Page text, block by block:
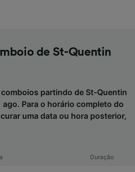
de St-Quentin
partindo de St-Quentin
ago. Para o horário completo do
uma data ou hora posterior,
Duração